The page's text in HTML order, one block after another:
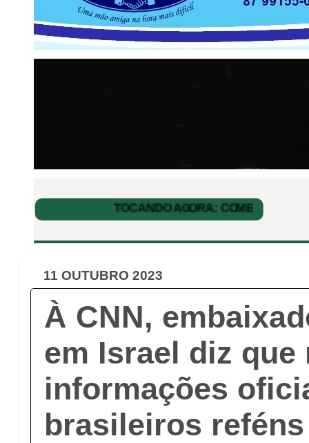
11 OUTUBRO 2023
À CNN,
em Israel diz que
informações
brasileiros reféns